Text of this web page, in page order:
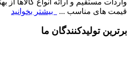
واردات مستقیم و ارائه انواع کالاها از
قیمت های مناسب ...
بیشتر بخوانید
برترین تولیدکنندگان ما